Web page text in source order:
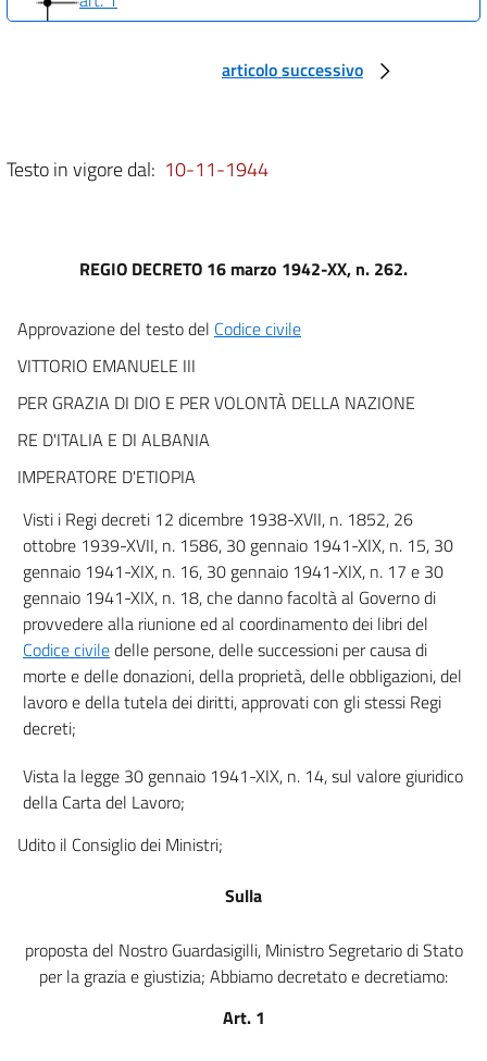
art. 6
art. 9
Dell'applicazione della legge in generale
art. 13
art. 14
art. 15
art. 16
art. 17
art. 18
art. 19
art. 20
art. 23
art. 25
art. 28
articolo successivo
Testo in vigore dal: 10-11-1944
REGIO DECRETO 16 marzo 1942-XX, n. 262.
Approvazione del testo del Codice civile
VITTORIO EMANUELE III
PER GRAZIA DI DIO E PER VOLONTÀ DELLA NAZIONE
RE D'ITALIA E DI ALBANIA
IMPERATORE D'ETIOPIA
Visti i Regi decreti 12 dicembre 1938-XVII, n. 1852, 26
ottobre 1939-XVII, n. 1586, 30 gennaio 1941-XIX, n. 15, 30
gennaio 1941-XIX, n. 16, 30 gennaio 1941-XIX, n. 17 e 30
gennaio 1941-XIX, n. 18, che danno facoltà al Governo di
provvedere alla riunione ed al coordinamento dei libri del
Codice civiledelle persone, delle successioni per causa di
morte e delle donazioni, della proprietà, delle obbligazioni, del
lavoro e della tutela dei diritti, approvati con gli stessi Regi
decreti;
Vista la legge 30 gennaio 1941-XIX, n. 14, sul valore giuridico
della Carta del Lavoro;
Udito il Consiglio dei Ministri;
Sulla
proposta del Nostro Guardasigilli, Ministro Segretario di Stato
per la grazia e giustizia; Abbiamo decretato e decretiamo:
Art. 1